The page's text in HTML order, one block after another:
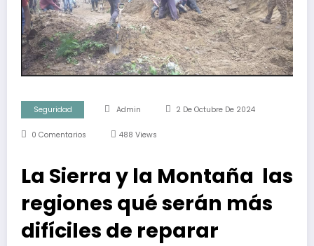
Seguridad Admin 2 De Octubre De 2024
0 Comentarios 488 Views
La Sierra y la Montaña las
regiones qué serán más
difíciles de reparar